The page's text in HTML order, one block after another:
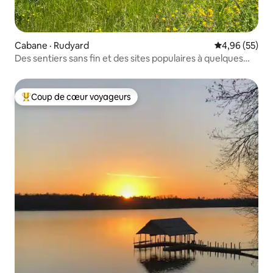
Cabane · Rudyard Note
4,96 (55)
Des sentiers sans fin et des sites populaires à quelques
Coup de cœur voyageurs parmi les plus aimés
Coup de cœur voyageurs